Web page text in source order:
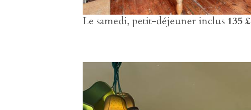
Le samedi, petit-déjeuner inclus 135 £